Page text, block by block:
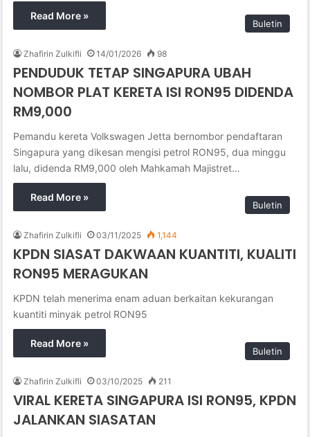
Read More »
Buletin
Zhafirin Zulkifli 14/01/2026 98
PENDUDUK TETAP SINGAPURA UBAH
NOMBOR PLAT KERETA ISI RON95 DIDENDA
RM9,000
Pemandu kereta Volkswagen Jetta bernombor pendaftaran
Singapura yang dikesan mengisi petrol RON95, dua minggu
lalu, didenda RM9,000 oleh Mahkamah Majistret…
Read More »
Buletin
Zhafirin Zulkifli 03/11/2025 1,144
KPDN SIASAT DAKWAAN KUANTITI, KUALITI
RON95 MERAGUKAN
KPDN telah menerima enam aduan berkaitan kekurangan
kuantiti minyak petrol RON95
Read More »
Buletin
Zhafirin Zulkifli 03/10/2025 211
VIRAL KERETA SINGAPURA ISI RON95, KPDN
JALANKAN SIASATAN